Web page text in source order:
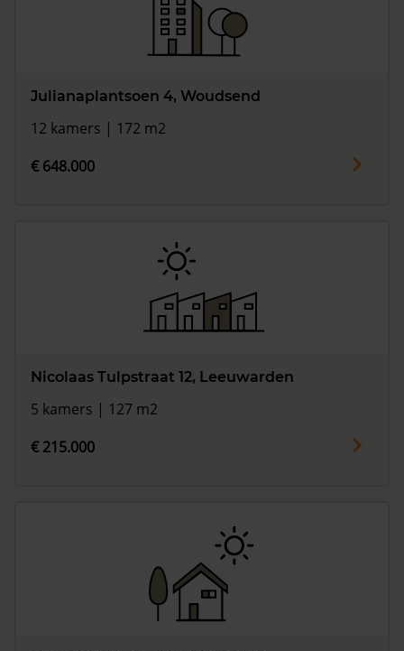
Julianaplantsoen 4, Woudsend
12 kamers | 172 m2
€ 648.000
Nicolaas Tulpstraat 12, Leeuwarden
5 kamers | 127 m2
€ 215.000